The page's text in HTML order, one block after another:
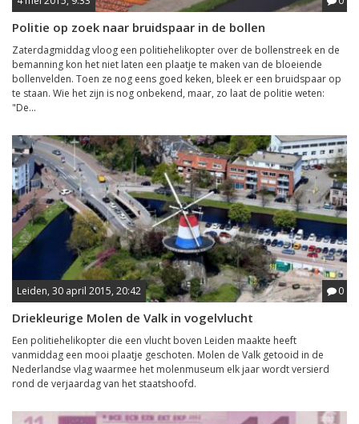
Politie op zoek naar bruidspaar in de bollen
Zaterdagmiddag vloog een politiehelikopter over de bollenstreek en de
bemanning kon het niet laten een plaatje te maken van de bloeiende
bollenvelden. Toen ze nog eens goed keken, bleek er een bruidspaar op
te staan. Wie het zijn is nog onbekend, maar, zo laat de politie weten:
"De...
Leiden, 30 april 2015, 20:42 0
Driekleurige Molen de Valk in vogelvlucht
Een politiehelikopter die een vlucht boven Leiden maakte heeft
vanmiddag een mooi plaatje geschoten. Molen de Valk getooid in de
Nederlandse vlag waarmee het molenmuseum elk jaar wordt versierd
rond de verjaardag van het staatshoofd.